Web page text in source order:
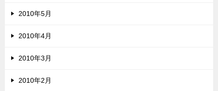
2010年5月
2010年4月
2010年3月
2010年2月